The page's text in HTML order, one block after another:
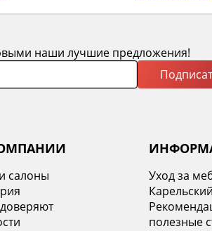
наши лучшие предложения!
салоны
Уход за
полезные